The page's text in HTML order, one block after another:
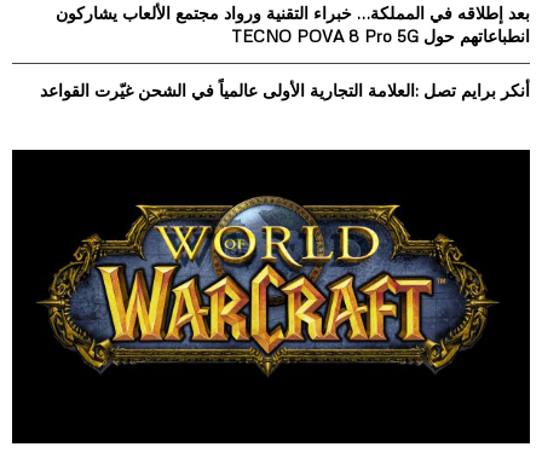
بعد إطلاقه في المملكة… خبراء التقنية ورواد مجتمع الألعاب يشاركون
انطباعاتهم حول TECNO POVA 8 Pro 5G
أنكر برايم تصل :العلامة التجارية الأولى عالمياً في الشحن غيّرت القواعد